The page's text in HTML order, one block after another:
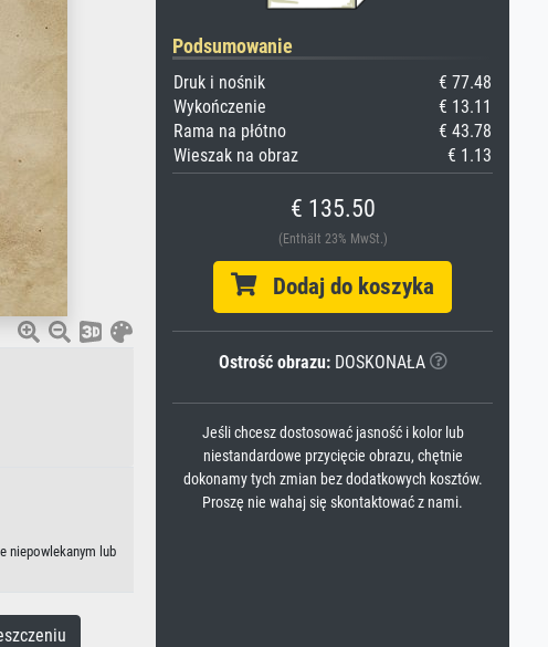
niepowlekanym lub
Podsumowanie
Druk i nośnik
€ 77.48
Wykończenie
€ 13.11
Rama na płótno
€ 43.78
Wieszak na obraz
€ 1.13
€ 135.50
(Enthält 23% MwSt.)
Dodaj do koszyka
Ostrość obrazu:DOSKONAŁA
Jeśli chcesz dostosować jasność i kolor lub
niestandardowe przycięcie obrazu, chętnie
dokonamy tych zmian bez dodatkowych kosztów.
Proszę nie wahaj się skontaktować z nami.